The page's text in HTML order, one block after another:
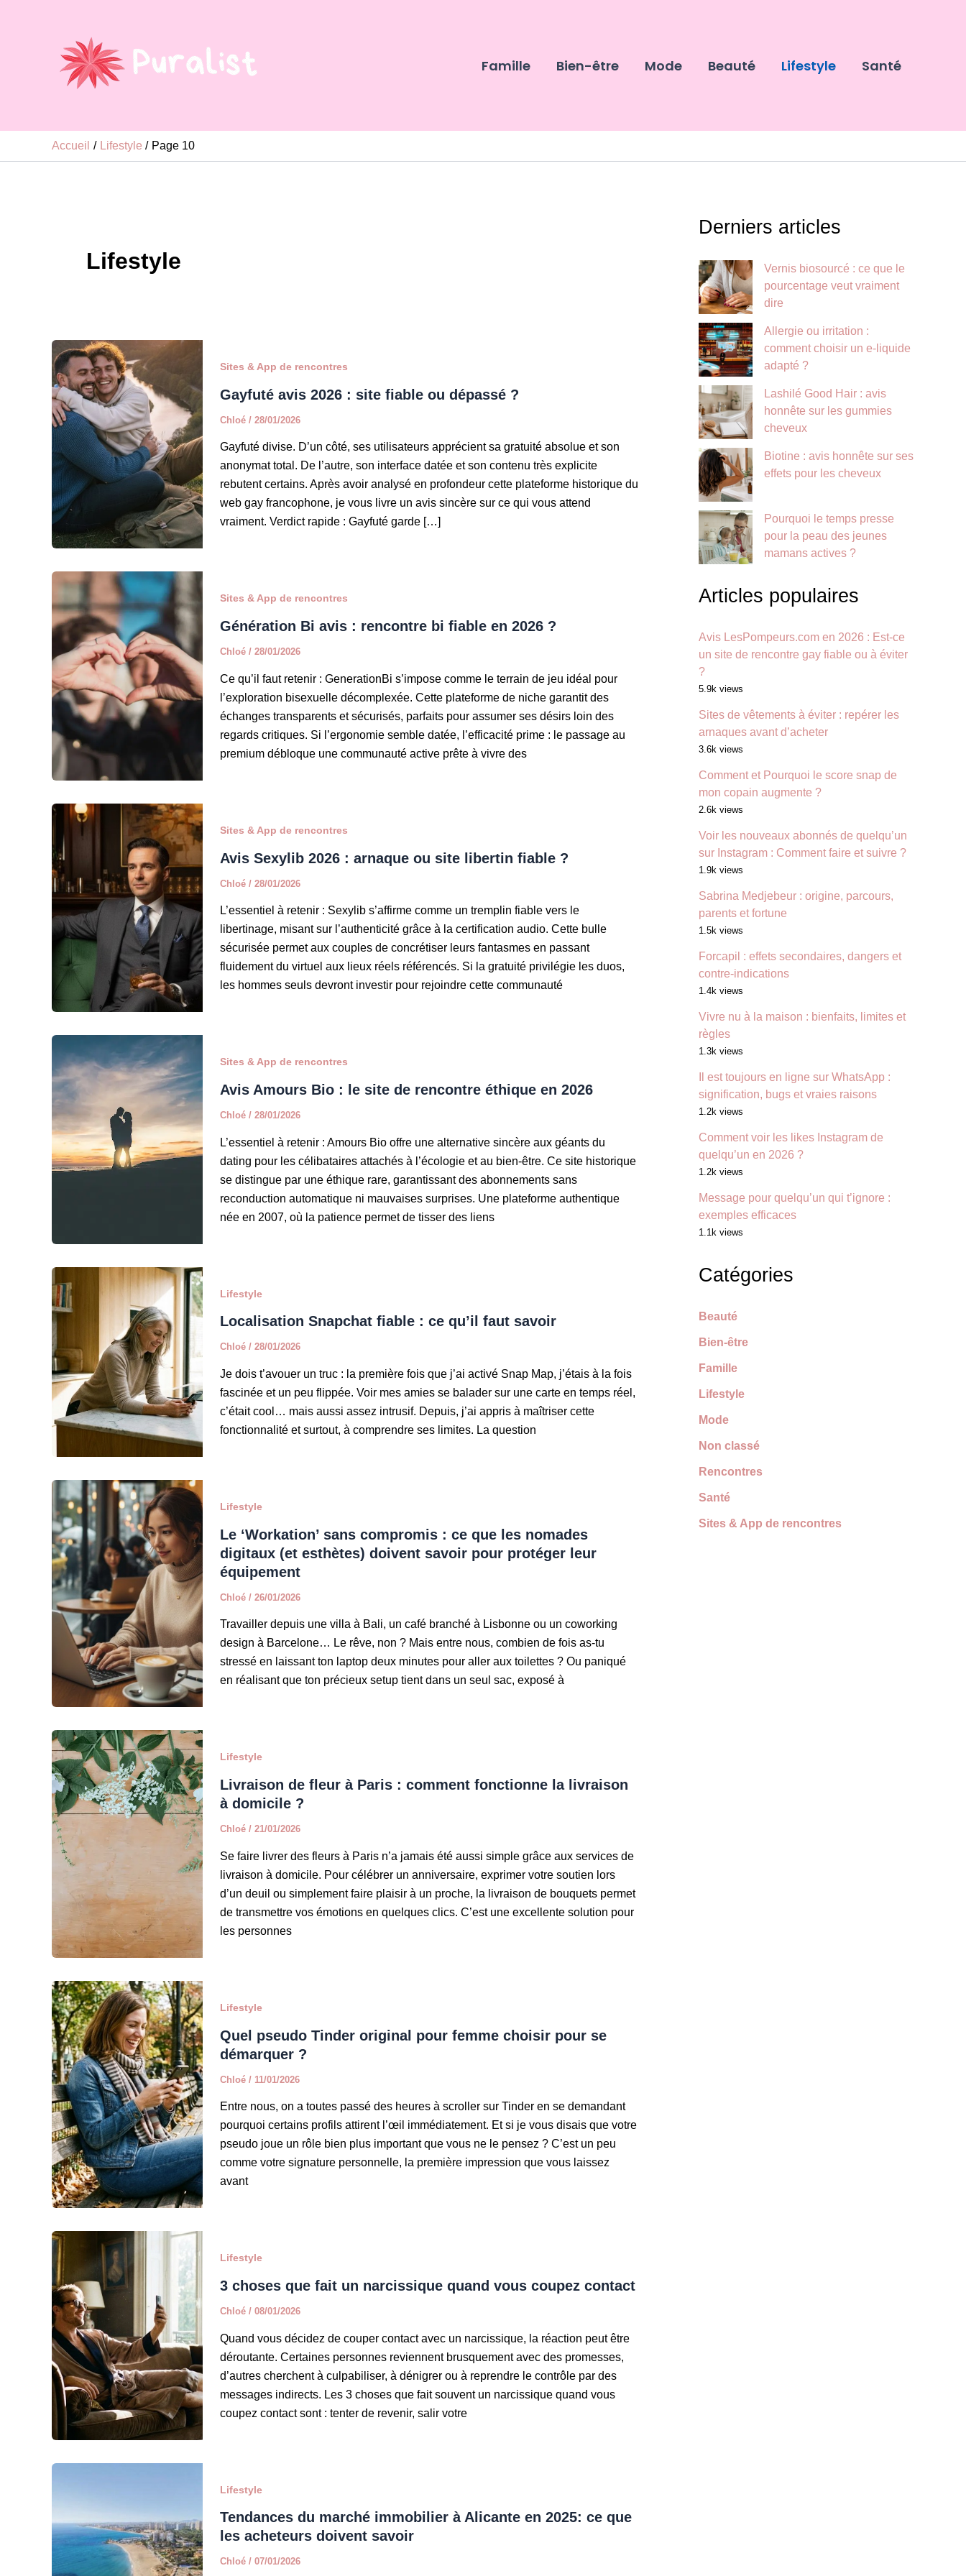
Famille Bien-être Mode Beauté Lifestyle Santé
Accueil Lifestyle Page 10
Lifestyle
Sites & App de rencontres
Gayfuté avis 2026 : site fiable ou dépassé ?
Chloé / 28/01/2026
Gayfuté divise. D’un côté, ses utilisateurs apprécient sa gratuité absolue et son
anonymat total. De l’autre, son interface datée et son contenu très explicite
rebutent certains. Après avoir analysé en profondeur cette plateforme historique du
web gay francophone, je vous livre un avis sincère sur ce qui vous attend
vraiment. Verdict rapide : Gayfuté garde […]
Sites & App de rencontres
Génération Bi avis : rencontre bi fiable en 2026 ?
Chloé / 28/01/2026
Ce qu’il faut retenir : GenerationBi s’impose comme le terrain de jeu idéal pour
l’exploration bisexuelle décomplexée. Cette plateforme de niche garantit des
échanges transparents et sécurisés, parfaits pour assumer ses désirs loin des
regards critiques. Si l’ergonomie semble datée, l’efficacité prime : le passage au
premium débloque une communauté active prête à vivre des
Sites & App de rencontres
Avis Sexylib 2026 : arnaque ou site libertin fiable ?
Chloé / 28/01/2026
L’essentiel à retenir : Sexylib s’affirme comme un tremplin fiable vers le
libertinage, misant sur l’authenticité grâce à la certification audio. Cette bulle
sécurisée permet aux couples de concrétiser leurs fantasmes en passant
fluidement du virtuel aux lieux réels référencés. Si la gratuité privilégie les duos,
les hommes seuls devront investir pour rejoindre cette communauté
Sites & App de rencontres
Avis Amours Bio : le site de rencontre éthique en 2026
Chloé / 28/01/2026
L’essentiel à retenir : Amours Bio offre une alternative sincère aux géants du
dating pour les célibataires attachés à l’écologie et au bien-être. Ce site historique
se distingue par une éthique rare, garantissant des abonnements sans
reconduction automatique ni mauvaises surprises. Une plateforme authentique
née en 2007, où la patience permet de tisser des liens
Lifestyle
Localisation Snapchat fiable : ce qu’il faut savoir
Chloé / 28/01/2026
Je dois t’avouer un truc : la première fois que j’ai activé Snap Map, j’étais à la fois
fascinée et un peu flippée. Voir mes amies se balader sur une carte en temps réel,
c’était cool… mais aussi assez intrusif. Depuis, j’ai appris à maîtriser cette
fonctionnalité et surtout, à comprendre ses limites. La question
Lifestyle
Le ‘Workation’ sans compromis : ce que les nomades
digitaux (et esthètes) doivent savoir pour protéger leur
équipement
Chloé / 26/01/2026
Travailler depuis une villa à Bali, un café branché à Lisbonne ou un coworking
design à Barcelone… Le rêve, non ? Mais entre nous, combien de fois as-tu
stressé en laissant ton laptop deux minutes pour aller aux toilettes ? Ou paniqué
en réalisant que ton précieux setup tient dans un seul sac, exposé à
Lifestyle
Livraison de fleur à Paris : comment fonctionne la livraison
à domicile ?
Chloé / 21/01/2026
Se faire livrer des fleurs à Paris n’a jamais été aussi simple grâce aux services de
livraison à domicile. Pour célébrer un anniversaire, exprimer votre soutien lors
d’un deuil ou simplement faire plaisir à un proche, la livraison de bouquets permet
de transmettre vos émotions en quelques clics. C’est une excellente solution pour
les personnes
Lifestyle
Quel pseudo Tinder original pour femme choisir pour se
démarquer ?
Chloé / 11/01/2026
Entre nous, on a toutes passé des heures à scroller sur Tinder en se demandant
pourquoi certains profils attirent l’œil immédiatement. Et si je vous disais que votre
pseudo joue un rôle bien plus important que vous ne le pensez ? C’est un peu
comme votre signature personnelle, la première impression que vous laissez
avant
Lifestyle
3 choses que fait un narcissique quand vous coupez contact
Chloé / 08/01/2026
Quand vous décidez de couper contact avec un narcissique, la réaction peut être
déroutante. Certaines personnes reviennent brusquement avec des promesses,
d’autres cherchent à culpabiliser, à dénigrer ou à reprendre le contrôle par des
messages indirects. Les 3 choses que fait souvent un narcissique quand vous
coupez contact sont : tenter de revenir, salir votre
Lifestyle
Tendances du marché immobilier à Alicante en 2025: ce que
les acheteurs doivent savoir
Chloé / 07/01/2026
Derniers articles
Vernis biosourcé : ce que le
pourcentage veut vraiment
dire
Allergie ou irritation :
comment choisir un e-liquide
adapté ?
Lashilé Good Hair : avis
honnête sur les gummies
cheveux
Biotine : avis honnête sur ses
effets pour les cheveux
Pourquoi le temps presse
pour la peau des jeunes
mamans actives ?
Articles populaires
Avis LesPompeurs.com en 2026 : Est-ce
un site de rencontre gay fiable ou à éviter
?
5.9k views
Sites de vêtements à éviter : repérer les
arnaques avant d’acheter
3.6k views
Comment et Pourquoi le score snap de
mon copain augmente ?
2.6k views
Voir les nouveaux abonnés de quelqu’un
sur Instagram : Comment faire et suivre ?
1.9k views
Sabrina Medjebeur : origine, parcours,
parents et fortune
1.5k views
Forcapil : effets secondaires, dangers et
contre-indications
1.4k views
Vivre nu à la maison : bienfaits, limites et
règles
1.3k views
Il est toujours en ligne sur WhatsApp :
signification, bugs et vraies raisons
1.2k views
Comment voir les likes Instagram de
quelqu’un en 2026 ?
1.2k views
Message pour quelqu’un qui t’ignore :
exemples efficaces
1.1k views
Catégories
Beauté
Bien-être
Famille
Lifestyle
Mode
Non classé
Rencontres
Santé
Sites & App de rencontres